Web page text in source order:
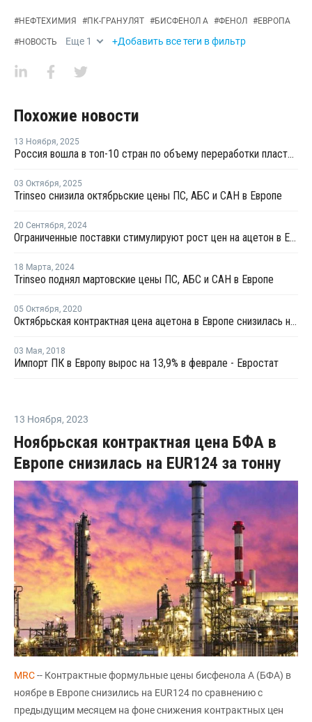
#НЕФТЕХИМИЯ #ПК-ГРАНУЛЯТ #БИСФЕНОЛ А #ФЕНОЛ #ЕВРОПА
#НОВОСТЬ Еще 1 +Добавить все теги в фильтр
Похожие новости
13 Ноября, 2025
Россия вошла в топ-10 стран по объему переработки пластмасс за 2024 год
03 Октября, 2025
Trinseo снизила октябрьские цены ПС, АБС и САН в Европе
20 Сентября, 2024
Ограниченные поставки стимулируют рост цен на ацетон в Европе
18 Марта, 2024
Trinseo поднял мартовские цены ПС, АБС и САН в Европе
05 Октября, 2020
Октябрьская контрактная цена ацетона в Европе снизилась на EUR10 за тонну
03 Мая, 2018
Импорт ПК в Европу вырос на 13,9% в феврале - Евростат
13 Ноября, 2023
Ноябрьская контрактная цена БФА в
Европе снизилась на EUR124 за тонну
MRC-- Контрактные формульные цены бисфенола А (БФА) в
ноябре в Европе снизились на EUR124 по сравнению с
предыдущим месяцем на фоне снижения контрактных цен